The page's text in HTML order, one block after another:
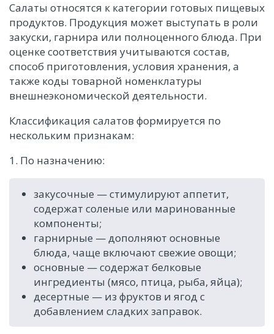
Салаты относятся к категории готовых пищевых
продуктов. Продукция может выступать в роли
закуски, гарнира или полноценного блюда. При
оценке соответствия учитываются состав,
способ приготовления, условия хранения, а
также коды товарной номенклатуры
внешнеэкономической деятельности.
Классификация салатов формируется по
нескольким признакам:
1. По назначению:
закусочные — стимулируют аппетит,
содержат соленые или маринованные
компоненты;
гарнирные — дополняют основные
блюда, чаще включают свежие овощи;
основные — содержат белковые
ингредиенты (мясо, птица, рыба, яйца);
десертные — из фруктов и ягод с
добавлением сладких заправок.